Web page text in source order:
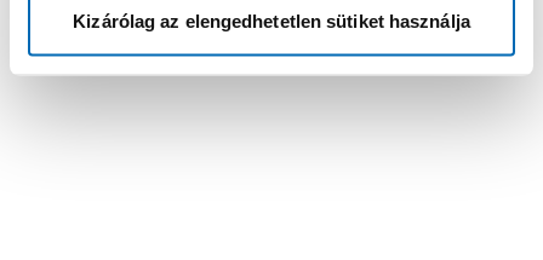
Kizárólag az elengedhetetlen sütiket használja